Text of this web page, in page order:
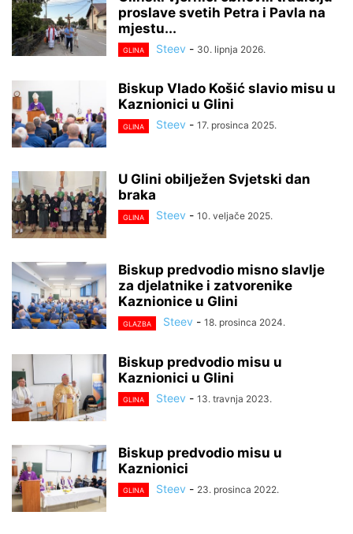
proslave svetih Petra i Pavla na
mjestu...
GLINA Steev - 30. lipnja 2026.
Biskup Vlado Košić slavio misu u
Kaznionici u Glini
GLINA Steev - 17. prosinca 2025.
U Glini obilježen Svjetski dan
braka
GLINA Steev - 10. veljače 2025.
Biskup predvodio misno slavlje
za djelatnike i zatvorenike
Kaznionice u Glini
GLAZBA Steev - 18. prosinca 2024.
Biskup predvodio misu u
Kaznionici u Glini
GLINA Steev - 13. travnja 2023.
Biskup predvodio misu u
Kaznionici
GLINA Steev - 23. prosinca 2022.